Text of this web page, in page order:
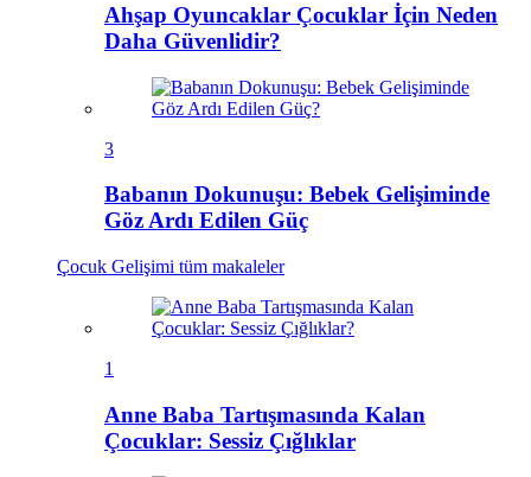
Ahşap Oyuncaklar Çocuklar İçin Neden
Daha Güvenlidir?
3
Babanın Dokunuşu: Bebek Gelişiminde
Göz Ardı Edilen Güç
Çocuk Gelişimi tüm makaleler
1
Anne Baba Tartışmasında Kalan
Çocuklar: Sessiz Çığlıklar